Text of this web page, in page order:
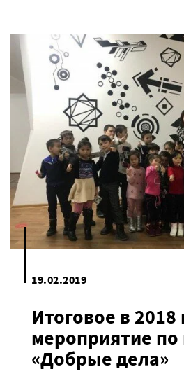
19.02.2019
Итоговое в 2018
мероприятие по
«Добрые дела»